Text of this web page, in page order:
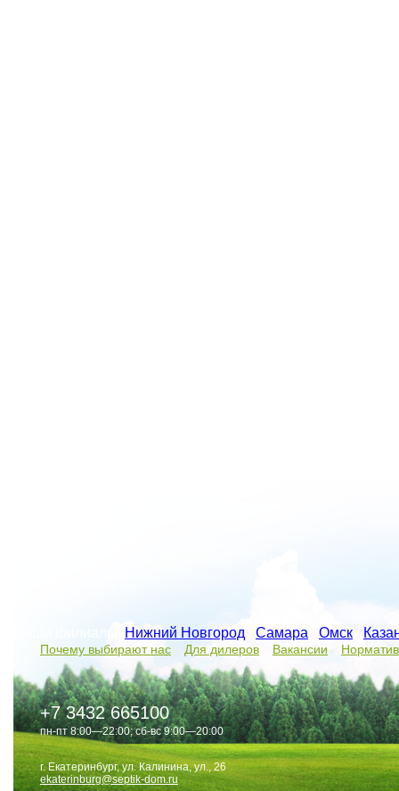
Нижний Новгород Самара Омск
Почему выбирают нас Для дилеров Вакансии
+7 3432 665100
пн-пт 8:00—22:00; сб-вс 9:00—20:00
г. Екатеринбург, ул. Калинина, ул., 26
ekaterinburg@septik-dom.ru